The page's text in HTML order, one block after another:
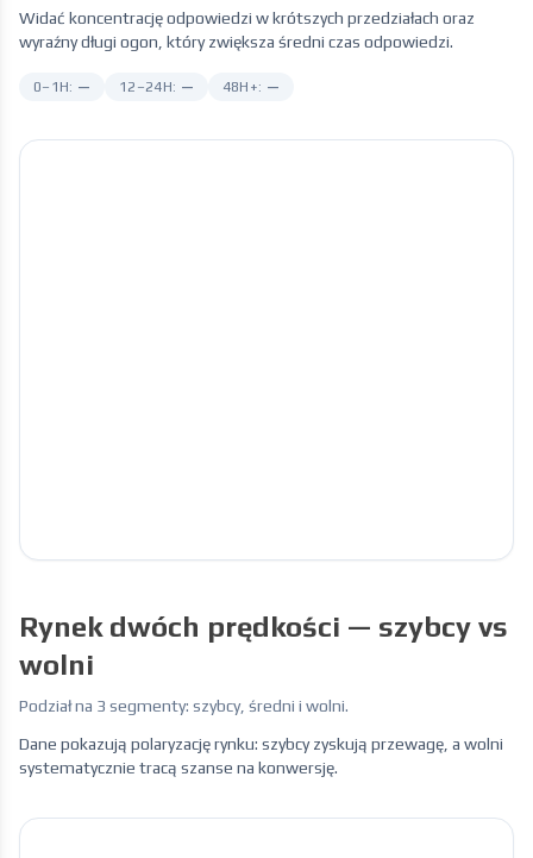
Widać koncentrację odpowiedzi w krótszych przedziałach oraz
wyraźny długi ogon, który zwiększa średni czas odpowiedzi.
0–1H: — 12–24H: — 48H+: —
Rynek dwóch prędkości — szybcy vs
wolni
Podział na 3 segmenty: szybcy, średni i wolni.
Dane pokazują polaryzację rynku: szybcy zyskują przewagę, a wolni
systematycznie tracą szanse na konwersję.